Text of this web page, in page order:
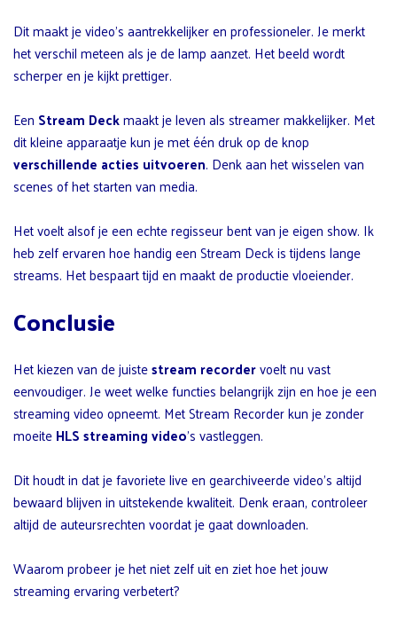
Dit maakt je video’s aantrekkelijker en professioneler. Je merkt
het verschil meteen als je de lamp aanzet. Het beeld wordt
scherper en je kijkt prettiger.
Een Stream Deckmaakt je leven als streamer makkelijker. Met
dit kleine apparaatje kun je met één druk op de knop
verschillende acties uitvoeren. Denk aan het wisselen van
scenes of het starten van media.
Het voelt alsof je een echte regisseur bent van je eigen show. Ik
heb zelf ervaren hoe handig een Stream Deck is tijdens lange
streams. Het bespaart tijd en maakt de productie vloeiender.
Conclusie
Het kiezen van de juistestream recordervoelt nu vast
eenvoudiger. Je weet welke functies belangrijk zijn en hoe je een
streaming video opneemt. Met Stream Recorder kun je zonder
moeiteHLS streaming video’s vastleggen.
Dit houdt in dat je favoriete live en gearchiveerde video’s altijd
bewaard blijven in uitstekende kwaliteit. Denk eraan, controleer
altijd de auteursrechten voordat je gaat downloaden.
Waarom probeer je het niet zelf uit en ziet hoe het jouw
streaming ervaring verbetert?